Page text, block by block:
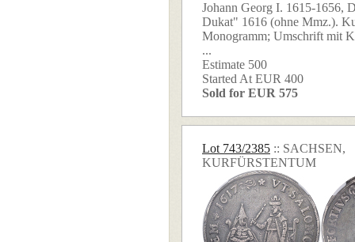
Johann Georg I. 1615-1656,
Dukat" 1616 (ohne Mmz.).
Monogramm; Umschrift mit
...
Estimate 500
Started At EUR 400
Sold for EUR 575
Lot 743/2385 :: SACHSEN,
KURFÜRSTENTUM